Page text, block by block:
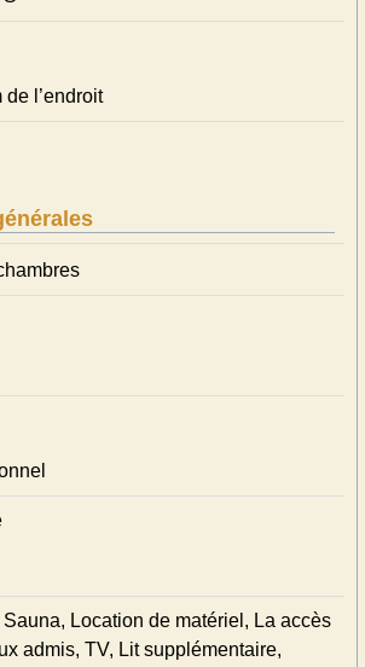
de l’endroit
Location de matériel, La accès
admis, TV, Lit supplémentaire,